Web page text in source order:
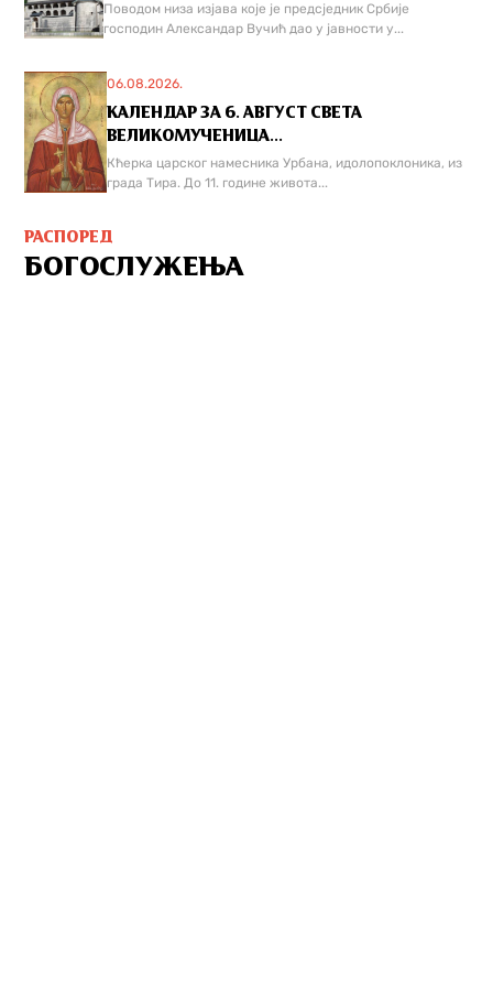
Поводом низа изјава које је предсједник Србије
господин Александар Вучић дао у јавности у...
06.08.2026.
КАЛЕНДАР ЗА 6. АВГУСТ СВЕТА
ВЕЛИКОМУЧЕНИЦА...
Кћерка царског намесника Урбана, идолопоклоника, из
града Тира. До 11. године живота...
РАСПОРЕД
БОГОСЛУЖЕЊА